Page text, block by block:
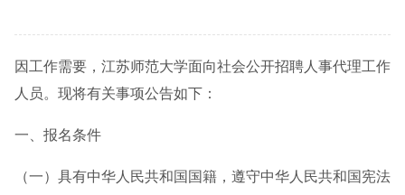
因工作需要，江苏师范大学面向社会公开招聘人事代理工作
人员。现将有关事项公告如下：
一、报名条件
（一）具有中华人民共和国国籍，遵守中华人民共和国宪法